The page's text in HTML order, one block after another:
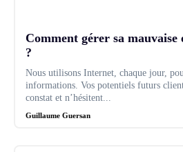
Comment gérer sa
?
Nous utilisons Internet, chaque jour,
informations. Vos potentiels futurs
constat et n’hésitent...
Guillaume Guersan